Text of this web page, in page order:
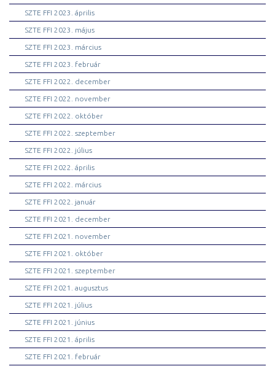
SZTE FFI 2023. április
SZTE FFI 2023. május
SZTE FFI 2023. március
SZTE FFI 2023. február
SZTE FFI 2022. december
SZTE FFI 2022. november
SZTE FFI 2022. október
SZTE FFI 2022. szeptember
SZTE FFI 2022. július
SZTE FFI 2022. április
SZTE FFI 2022. március
SZTE FFI 2022. január
SZTE FFI 2021. december
SZTE FFI 2021. november
SZTE FFI 2021. október
SZTE FFI 2021. szeptember
SZTE FFI 2021. augusztus
SZTE FFI 2021. július
SZTE FFI 2021. június
SZTE FFI 2021. április
SZTE FFI 2021. február